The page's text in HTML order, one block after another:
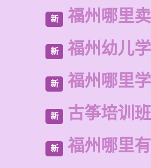
新 福州哪里
新 福州幼儿
新 福州哪里
新 古筝培训
新 福州哪里